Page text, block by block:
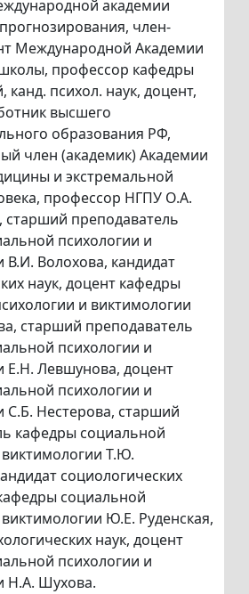
академии
член-
Международной Академии
профессор кафедры
канд. психол. наук, доцент,
высшего
образования РФ,
член (академик) Академии
и экстремальной
профессор НГПУ О.А.
старший преподаватель
психологии и
В.И. Волохова, кандидат
наук, доцент кафедры
и виктимологии
старший преподаватель
психологии и
Е.Н. Левшунова, доцент
психологии и
С.Б. Нестерова, старший
кафедры социальной
Т.Ю.
социологических
социальной
Ю.Е. Руденская,
наук, доцент
психологии и
Н.А. Шухова.